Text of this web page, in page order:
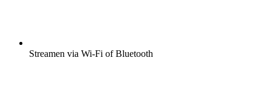
Streamen via Wi-Fi of Bluetooth